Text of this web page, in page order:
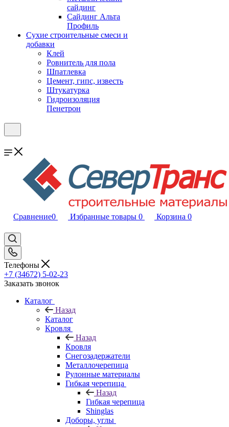
сайдинг
Сайдинг Альта
Профиль
Сухие строительные смеси и
добавки
Клей
Ровнитель для пола
Шпатлевка
Цемент, гипс, известь
Штукатурка
Гидроизоляция
Пенетрон
Сравнение0 Избранные товары 0 Корзина 0
Телефоны
+7 (34672) 5-02-23
Заказать звонок
Каталог
Назад
Каталог
Кровля
Назад
Кровля
Снегозадержатели
Металлочерепица
Рулонные материалы
Гибкая черепица
Назад
Гибкая черепица
Shinglas
Доборы, углы